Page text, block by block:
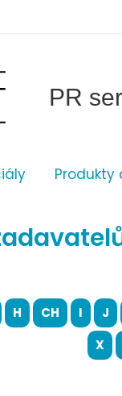
PR
Produkty
H CH I J
X